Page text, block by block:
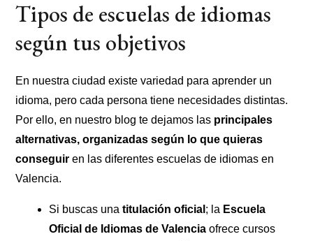
Tipos de escuelas de idiomas
según tus objetivos
En nuestra ciudad existe variedad para aprender un
idioma, pero cada persona tiene necesidades distintas.
Por ello, en nuestro blog te dejamos las principales
alternativas, organizadas según lo que quieras
conseguir en las diferentes escuelas de idiomas en
Valencia.
Si buscas unatitulación oficial ; la Escuela
Oficial de Idiomas de Valencia ofrece cursos